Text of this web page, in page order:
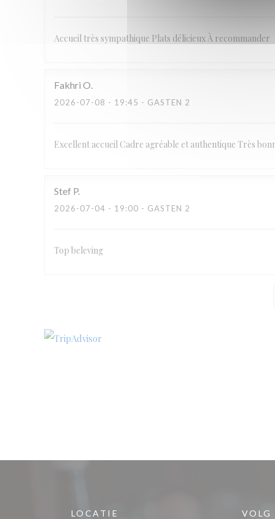
Accueil très sympathique Plats délicieux À recommander
Fakhri O
2026-07-08 - 19:45 - GASTEN 2
Excellent accueil Cadre agréable et authentique Très
Stef P
2026-07-04 - 19:00 - GASTEN 2
Top beleving
LOCATIE VOLG